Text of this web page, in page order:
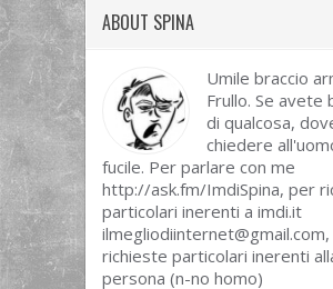
ABOUT SPINA
Umile braccio
Frullo. Se avete
di qualcosa,
chiedere
fucile. Per parlare con me
http://ask.fm/ImdiSpina, per
particolari inerenti a imdi.it
ilmegliodiinternet@gmail.com
richieste particolari inerenti
persona (n-no homo)